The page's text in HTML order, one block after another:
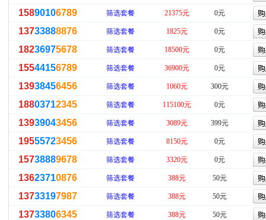
15890106789 筛选套餐 21375元 0元
13733888876 筛选套餐 1825元 0元
18236975678 筛选套餐 18500元 0元
15544156789 筛选套餐 36900元 0元
13938456456 筛选套餐 1060元 300元
18803712345 筛选套餐 115100元 0元
13939043456 筛选套餐 3089元 399元
19555723456 筛选套餐 8150元 0元
15738889678 筛选套餐 3320元 0元
13623710876 筛选套餐 388元 50元
13733197987 筛选套餐 388元 50元
13733806345 筛选套餐 388元 50元